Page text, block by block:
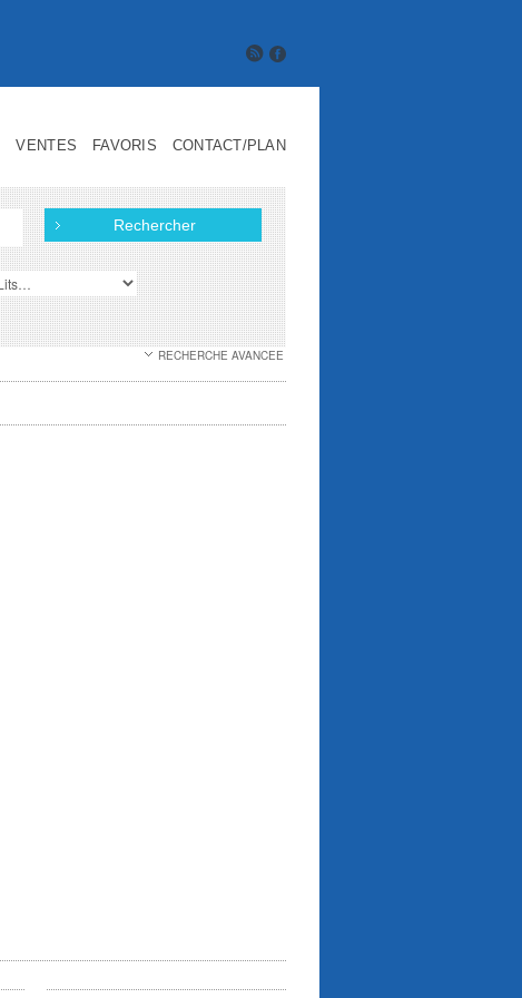
VENTES FAVORIS CONTACT/PLAN
RECHERCHE AVANCEE